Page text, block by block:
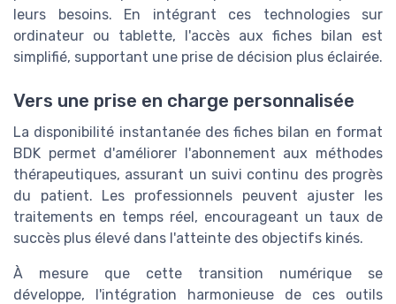
leurs besoins. En intégrant ces technologies sur
ordinateur ou tablette, l'accès aux fiches bilan est
simplifié, supportant une prise de décision plus éclairée.
Vers une prise en charge personnalisée
La disponibilité instantanée des fiches bilan en format
BDK permet d'améliorer l'abonnement aux méthodes
thérapeutiques, assurant un suivi continu des progrès
du patient. Les professionnels peuvent ajuster les
traitements en temps réel, encourageant un taux de
succès plus élevé dans l'atteinte des objectifs kinés.
À mesure que cette transition numérique se
développe, l'intégration harmonieuse de ces outils